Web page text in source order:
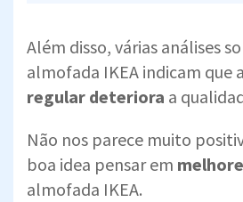
Além disso, várias análises
almofada IKEA indicam que a
regular deteriora a
Não nos parece muito
boa idea pensar em
almofada IKEA.